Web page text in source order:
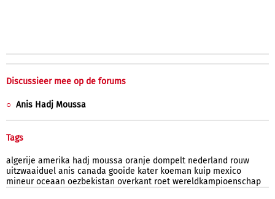
Discussieer mee op de forums
Anis Hadj Moussa
Tags
algerije amerika hadj moussa oranje dompelt nederland rouw
uitzwaaiduel anis canada gooide kater koeman kuip mexico
mineur oceaan oezbekistan overkant roet wereldkampioenschap